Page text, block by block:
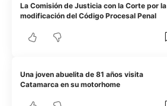
La Comisión de Justicia con la Corte por la
modificación del Código Procesal Penal
Una joven abuelita de 81 años visita
Catamarca en su motorhome